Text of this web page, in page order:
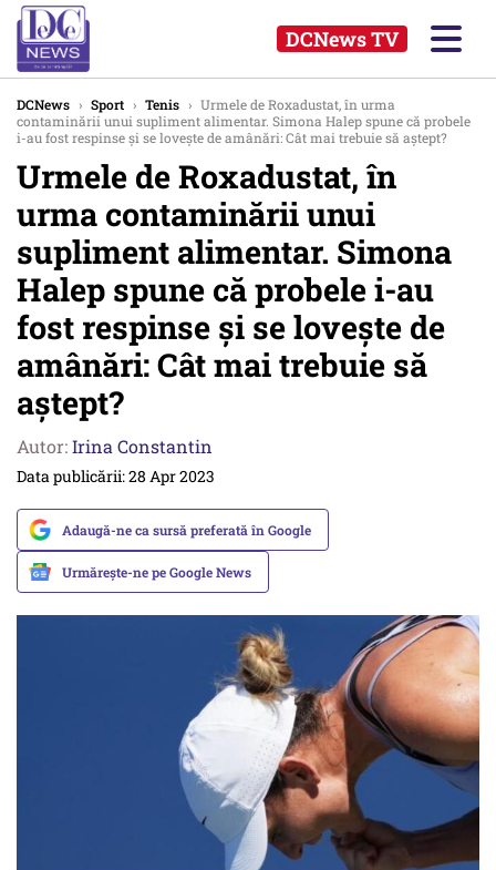
DCNews TV
DCNews › Sport › Tenis › Urmele de Roxadustat, în urma
contaminării unui supliment alimentar. Simona Halep spune că probele
i-au fost respinse și se lovește de amânări: Cât mai trebuie să aștept?
Urmele de Roxadustat, în
urma contaminării unui
supliment alimentar. Simona
Halep spune că probele i-au
fost respinse și se lovește de
amânări: Cât mai trebuie să
aștept?
Autor:Irina Constantin
Data publicării: 28 Apr 2023
Adaugă-ne ca sursă preferată în Google
Urmărește-ne pe Google News